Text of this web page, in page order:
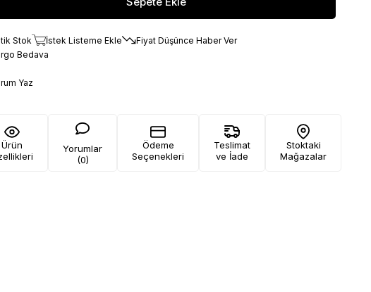
Stok İstek Listeme Ekle
Fiyat Düşünce Haber Ver
Bedava
Yaz
Ürün
Yorumlar
(0)
Ödeme
Seçenekleri
Teslimat
ve İade
Stoktaki
Mağazalar